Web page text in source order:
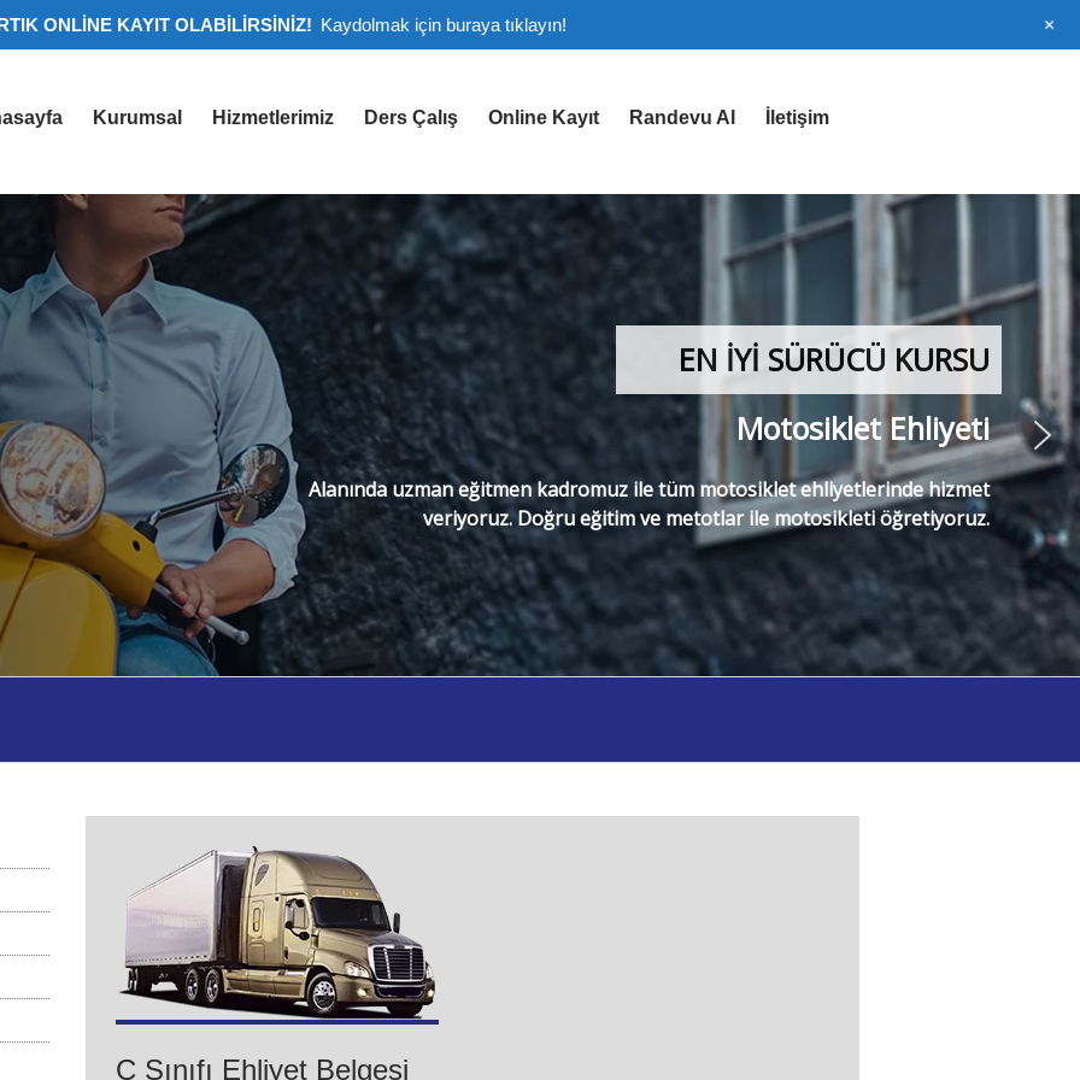
Kurumsal Hizmetlerimiz Ders Çalış Online Kayıt Randevu Al İletişim
EN İYİ SÜRÜCÜ KURSU
Motosiklet Ehliyeti
Alanında uzman eğitmen kadromuz ile tüm motosiklet ehliyetlerinde hizmet
veriyoruz. Doğru eğitim ve metotlar ile motosikleti öğretiyoruz.
C Sınıfı Ehliyet Belgesi
ONLİNE KAYIT OLABİLİRSİNİZ! Kaydolmak için buraya tıklayın! +